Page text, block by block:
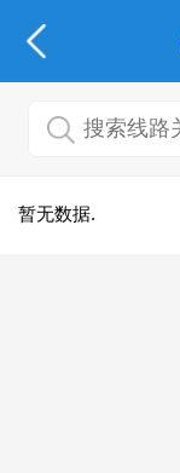
暂无数据.